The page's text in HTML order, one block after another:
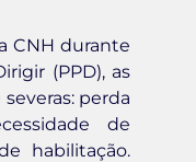
CNH durante
(PPD), as
perda
de
habilitação.